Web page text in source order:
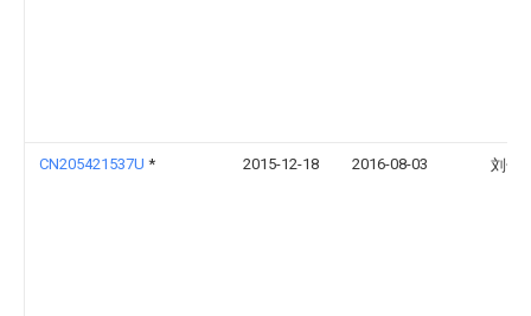
CN205421537U * 2015-12-18 2016-08-03 刘长